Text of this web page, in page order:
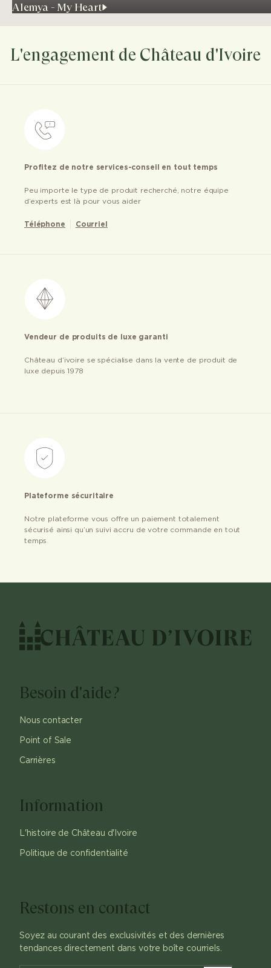
Alemya - My Heart
L'engagement de Château d'Ivoire
Profitez de notre services-conseil en tout temps
Peu importe le type de produit recherché, notre équipe
d’experts est là pour vous aider
Téléphone Courriel
Vendeur de produits de luxe garanti
Château d’ivoire se spécialise dans la vente de produit de
luxe depuis 1978
Plateforme sécuritaire
Notre plateforme vous offre un paiement totalement
sécurisé ainsi qu’un suivi accru de votre commande en tout
temps
Besoin d'aide?
Nous contacter
Point of Sale
Carrières
Information
L'histoire de Château d'Ivoire
Politique de confidentialité
Restons en contact
Soyez au courant des exclusivités et des dernières
tendances directement dans votre boîte courriels.